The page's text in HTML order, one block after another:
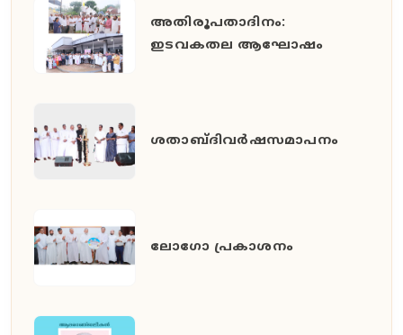
അതിരൂപതാദിനം:
ഇടവകതല ആഘോഷം
ശതാബ്ദിവർഷസമാപനം
ലോഗോ പ്രകാശനം